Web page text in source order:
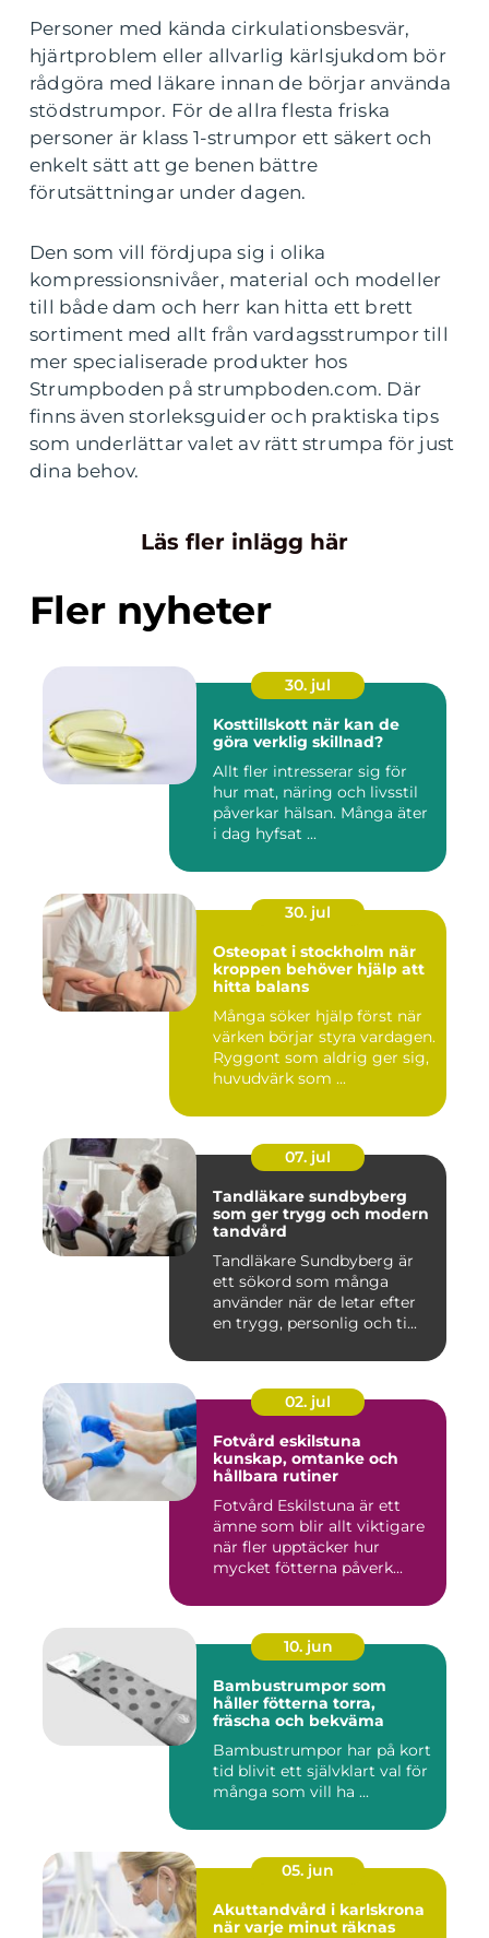
Personer med kända cirkulationsbesvär,
hjärtproblem eller allvarlig kärlsjukdom bör
rådgöra med läkare innan de börjar använda
stödstrumpor. För de allra flesta friska
personer är klass 1-strumpor ett säkert och
enkelt sätt att ge benen bättre
förutsättningar under dagen.
Den som vill fördjupa sig i olika
kompressionsnivåer, material och modeller
till både dam och herr kan hitta ett brett
sortiment med allt från vardagsstrumpor till
mer specialiserade produkter hos
Strumpboden på strumpboden.com. Där
finns även storleksguider och praktiska tips
som underlättar valet av rätt strumpa för just
dina behov.
Läs fler inlägg här
Fler nyheter
30. jul
Kosttillskott när kan de
göra verklig skillnad?
Allt fler intresserar sig för
hur mat, näring och livsstil
påverkar hälsan. Många äter
i dag hyfsat ...
30. jul
Osteopat i stockholm när
kroppen behöver hjälp att
hitta balans
Många söker hjälp först när
värken börjar styra vardagen.
Ryggont som aldrig ger sig,
huvudvärk som ...
07. jul
Tandläkare sundbyberg
som ger trygg och modern
tandvård
Tandläkare Sundbyberg är
ett sökord som många
använder när de letar efter
en trygg, personlig och ti...
02. jul
Fotvård eskilstuna
kunskap, omtanke och
hållbara rutiner
Fotvård Eskilstuna är ett
ämne som blir allt viktigare
när fler upptäcker hur
mycket fötterna påverk...
10. jun
Bambustrumpor som
håller fötterna torra,
fräscha och bekväma
Bambustrumpor har på kort
tid blivit ett självklart val för
många som vill ha ...
05. jun
Akuttandvård i karlskrona
när varje minut räknas